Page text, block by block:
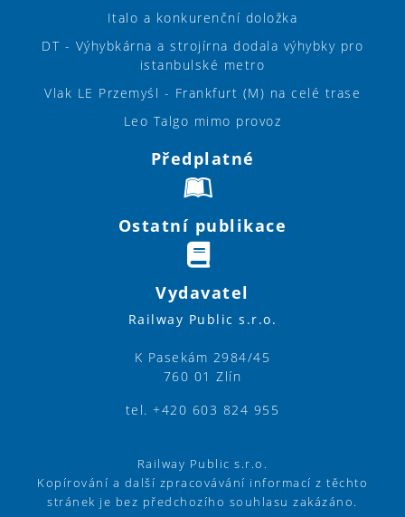
Italo a konkurenční doložka
DT - Výhybkárna a strojírna dodala výhybky pro
istanbulské metro
Vlak LE Przemyśl - Frankfurt (M) na celé trase
Leo Talgo mimo provoz
Předplatné
Ostatní publikace
Vydavatel
Railway Public s.r.o.
K Pasekám 2984/45
760 01 Zlín
tel. +420 603 824 955
Railway Public s.r.o.
Kopírování a další zpracovávání informací z těchto
stránek je bez předchozího souhlasu zakázáno.